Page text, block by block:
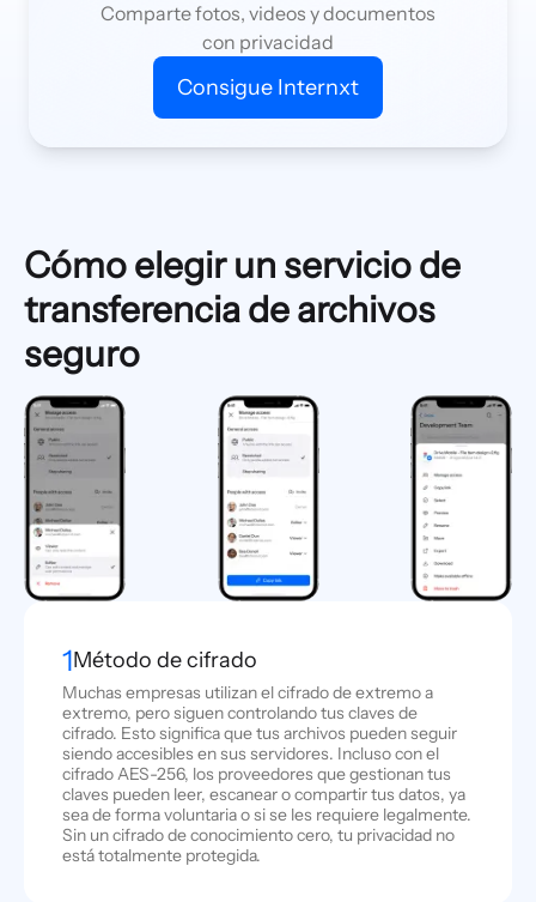
Comparte fotos, videos y documentos
con privacidad
Consigue Internxt
Cómo elegir un servicio de
transferencia de archivos
seguro
1Método de cifrado
Muchas empresas utilizan el cifrado de extremo a
extremo, pero siguen controlando tus claves de
cifrado. Esto significa que tus archivos pueden seguir
siendo accesibles en sus servidores. Incluso con el
cifrado AES-256, los proveedores que gestionan tus
claves pueden leer, escanear o compartir tus datos, ya
sea de forma voluntaria o si se les requiere legalmente.
Sin un cifrado de conocimiento cero, tu privacidad no
está totalmente protegida.